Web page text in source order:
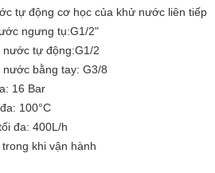
tự động cơ học của khử nước liên tiếp
ngưng tụ:G1/2"
tự động:G1/2
bằng tay: G3/8
16 Bar
100°C
đa: 400L/h
khi vận hành